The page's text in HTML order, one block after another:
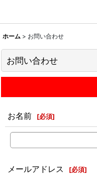
ホーム > お問い合わせ
お問い合わせ
お名前 [必須]
メールアドレス [必須]